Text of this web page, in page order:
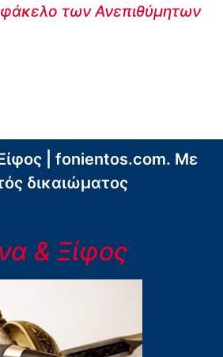
φάκελο των Ανεπιθύμητων
| fonientos.com. Με
δικαιώματος
& Ξίφος